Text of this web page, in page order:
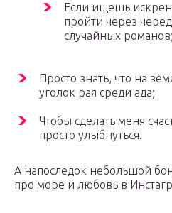
Если ищешь
пройти через
случайных романов;
Просто знать, что на
уголок рая среди ада;
Чтобы сделать меня
просто улыбнуться.
А напоследок небольшой
про море и любовь в